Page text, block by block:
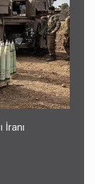
İranı